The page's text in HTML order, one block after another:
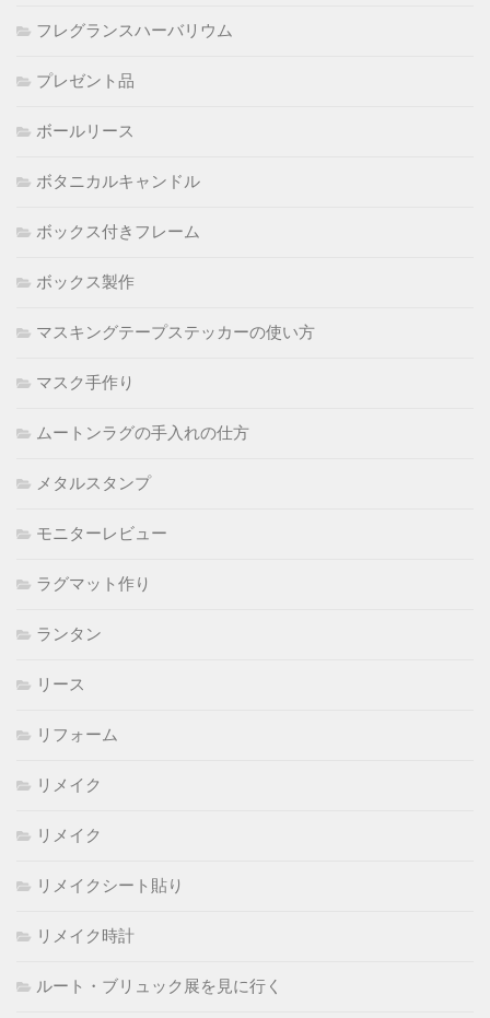
フレグランスハーバリウム
プレゼント品
ボールリース
ボタニカルキャンドル
ボックス付きフレーム
ボックス製作
マスキングテープステッカーの使い方
マスク手作り
ムートンラグの手入れの仕方
メタルスタンプ
モニターレビュー
ラグマット作り
ランタン
リース
リフォーム
リメイク
リメイク
リメイクシート貼り
リメイク時計
ルート・ブリュック展を見に行く